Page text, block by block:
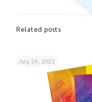
Related posts
July 29, 2021